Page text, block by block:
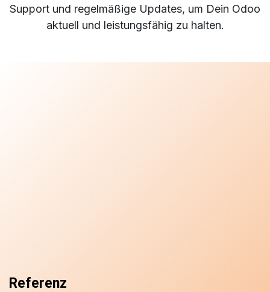
Support und regelmäßige Updates, um Dein Odoo
aktuell und leistungsfähig zu halten.
Referenz